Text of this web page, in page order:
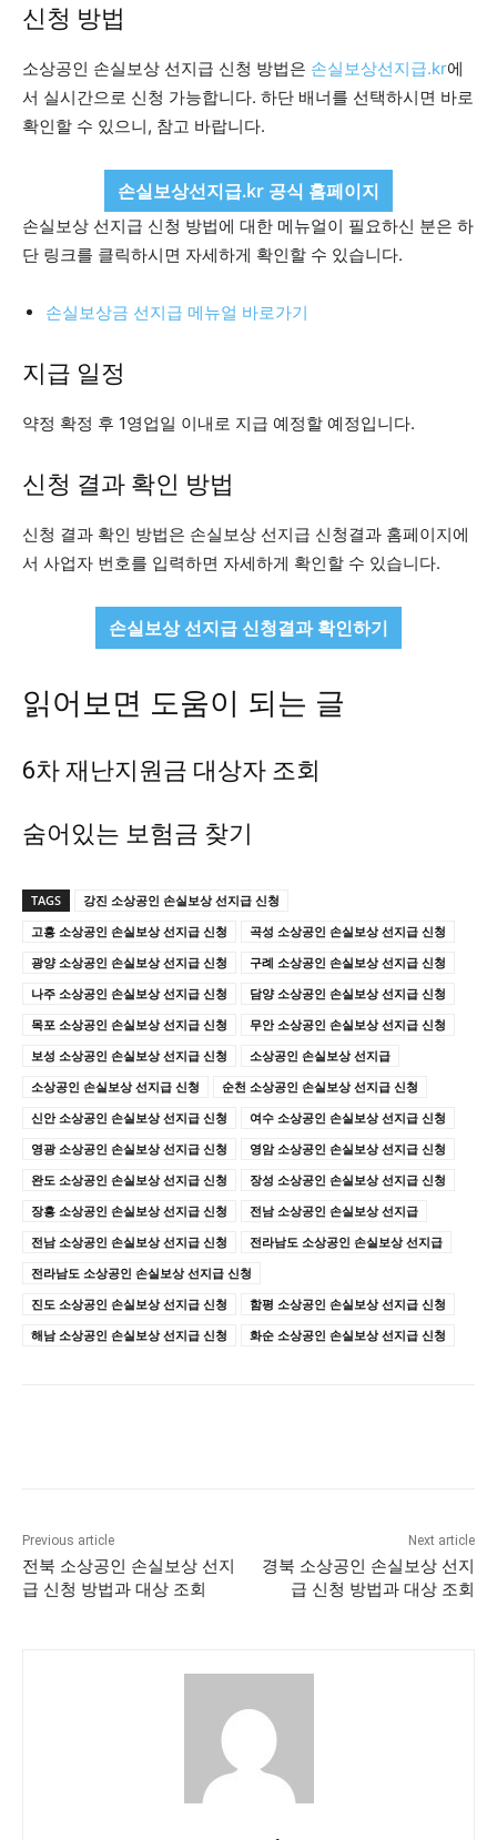
신청 방법
소상공인 손실보상 선지급 신청 방법은 손실보상선지급.kr에
서 실시간으로 신청 가능합니다. 하단 배너를 선택하시면 바로
확인할 수 있으니, 참고 바랍니다.
손실보상선지급.kr 공식 홈페이지
손실보상 선지급 신청 방법에 대한 메뉴얼이 필요하신 분은 하
단 링크를 클릭하시면 자세하게 확인할 수 있습니다.
손실보상금 선지급 메뉴얼 바로가기
지급 일정
약정 확정 후 1영업일 이내로 지급 예정할 예정입니다.
신청 결과 확인 방법
신청 결과 확인 방법은 손실보상 선지급 신청결과 홈페이지에
서 사업자 번호를 입력하면 자세하게 확인할 수 있습니다.
손실보상 선지급 신청결과 확인하기
읽어보면 도움이 되는 글
6차 재난지원금 대상자 조회
숨어있는 보험금 찾기
TAGS
강진 소상공인 손실보상 선지급 신청
고흥 소상공인 손실보상 선지급 신청
곡성 소상공인 손실보상 선지급 신청
광양 소상공인 손실보상 선지급 신청
구례 소상공인 손실보상 선지급 신청
나주 소상공인 손실보상 선지급 신청
담양 소상공인 손실보상 선지급 신청
목포 소상공인 손실보상 선지급 신청
무안 소상공인 손실보상 선지급 신청
보성 소상공인 손실보상 선지급 신청
소상공인 손실보상 선지급
소상공인 손실보상 선지급 신청
순천 소상공인 손실보상 선지급 신청
신안 소상공인 손실보상 선지급 신청
여수 소상공인 손실보상 선지급 신청
영광 소상공인 손실보상 선지급 신청
영암 소상공인 손실보상 선지급 신청
완도 소상공인 손실보상 선지급 신청
장성 소상공인 손실보상 선지급 신청
장흥 소상공인 손실보상 선지급 신청
전남 소상공인 손실보상 선지급
전남 소상공인 손실보상 선지급 신청
전라남도 소상공인 손실보상 선지급
전라남도 소상공인 손실보상 선지급 신청
진도 소상공인 손실보상 선지급 신청
함평 소상공인 손실보상 선지급 신청
해남 소상공인 손실보상 선지급 신청
화순 소상공인 손실보상 선지급 신청
Previous article
전북 소상공인 손실보상 선지
급 신청 방법과 대상 조회
Next article
경북 소상공인 손실보상 선지
급 신청 방법과 대상 조회